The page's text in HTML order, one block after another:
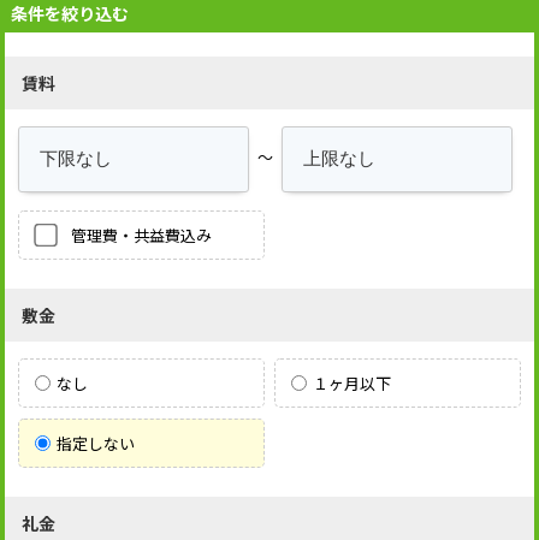
条件を絞り込む
賃料
～
管理費・共益費込み
敷金
なし １ヶ月以下
指定しない
礼金